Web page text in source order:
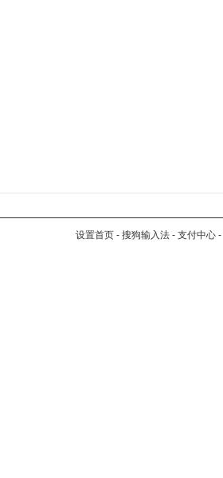
设置首页 - 搜狗输入法 - 支付中心 -